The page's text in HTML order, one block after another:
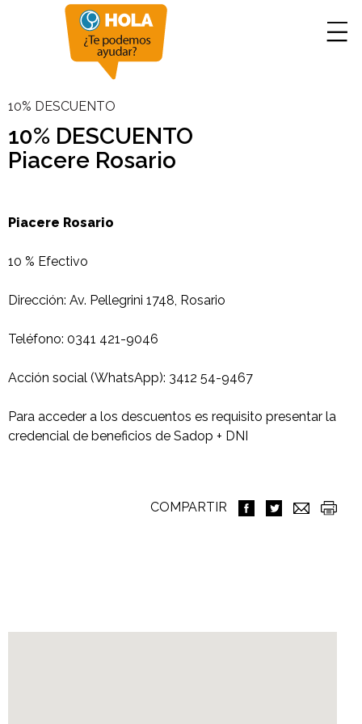
10% DESCUENTO
10% DESCUENTO
Piacere Rosario
Piacere Rosario
10 % Efectivo
Dirección: Av. Pellegrini 1748, Rosario
Teléfono: 0341 421-9046
Acción social (WhatsApp): 3412 54-9467
Para acceder a los descuentos es requisito presentar la
credencial de beneficios de Sadop + DNI
COMPARTIR